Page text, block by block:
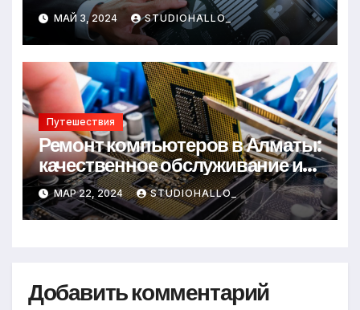
финансирования организаций
МАЙ 3, 2024 STUDIOHALLO_
Путешествия
Ремонт компьютеров в Алматы:
качественное обслуживание и
надежные специалисты
МАР 22, 2024 STUDIOHALLO_
Добавить комментарий